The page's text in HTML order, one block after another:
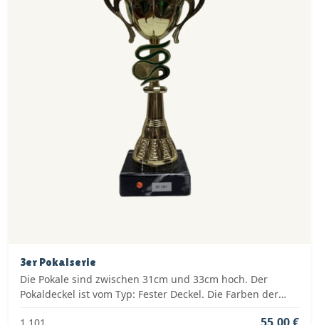
3er Pokalserie
Die Pokale sind zwischen 31cm und 33cm hoch. Der
Pokaldeckel ist vom Typ: Fester Deckel. Die Farben der